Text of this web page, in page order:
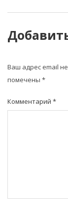
Ваш адрес email
помечены *
Комментарий *